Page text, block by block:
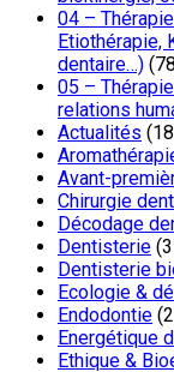
04 –
Etiothérapie,
dentaire…)
05 –
relations
Actualités
Avant-
Chirurgie
Décodage
Dentisterie
Dentisterie
Ecologie &
Endodontie
Energétique
Ethique &